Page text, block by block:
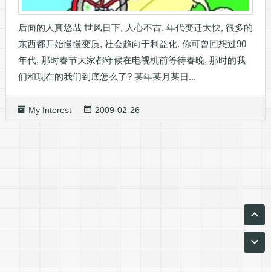
后面的人真悠哉 世风日下, 人心不古. 年代变迁太快, 很多的
东西都开始慢慢变质, 社会趋向于利益化. 你可曾回想过90
年代, 那时春节大家都守候在电视机前等待春晚, 那时的我
们和现在的我们到底怎么了? 某年某月某日...
My Interest 2009-02-26